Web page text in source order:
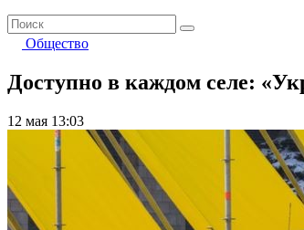
Общество
Доступно в каждом селе:
12 мая 13:03